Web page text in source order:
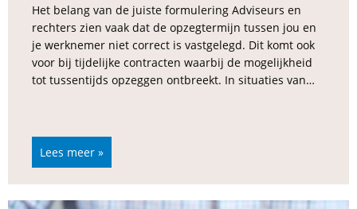
Het belang van de juiste formulering Adviseurs en
rechters zien vaak dat de opzegtermijn tussen jou en
je werknemer niet correct is vastgelegd. Dit komt ook
voor bij tijdelijke contracten waarbij de mogelijkheid
tot tussentijds opzeggen ontbreekt. In situaties van…
Lees meer »